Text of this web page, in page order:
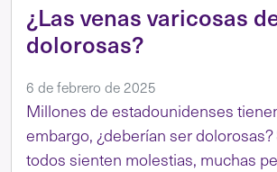
¿Las venas varicosas
dolorosas?
6 de febrero de 2025
Millones de estadounidenses
embargo, ¿deberían ser
todos sienten molestias, muchas